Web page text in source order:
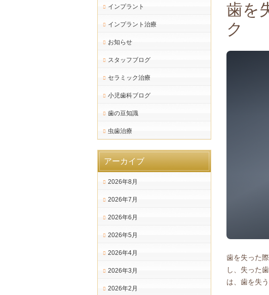
インプラント
インプラント治療
お知らせ
スタッフブログ
セラミック治療
小児歯科ブログ
歯の豆知識
虫歯治療
アーカイブ
2026年8月
2026年7月
2026年6月
2026年5月
2026年4月
2026年3月
2026年2月
歯を
ク
歯を失った
し、失った
は、歯を失